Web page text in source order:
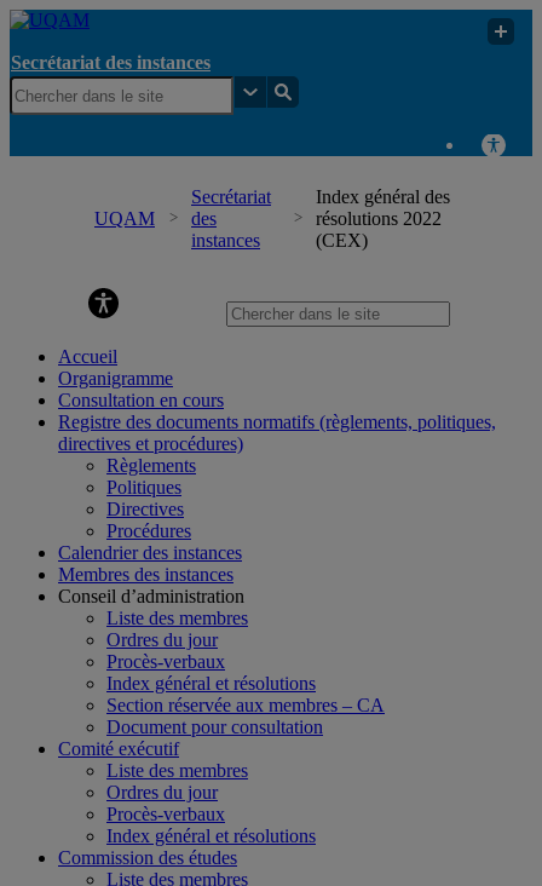
Secrétariat des instances
UQAM
Secrétariat
des
instances
Index général des
résolutions 2022
(CEX)
Accueil
Organigramme
Consultation en cours
Registre des documents normatifs (règlements, politiques,
directives et procédures)
Règlements
Politiques
Directives
Procédures
Calendrier des instances
Membres des instances
Conseil d’administration
Liste des membres
Ordres du jour
Procès-verbaux
Index général et résolutions
Section réservée aux membres – CA
Document pour consultation
Comité exécutif
Liste des membres
Ordres du jour
Procès-verbaux
Index général et résolutions
Commission des études
Liste des membres